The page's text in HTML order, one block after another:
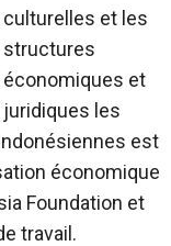
culturelles et les
structures
économiques et
juridiques les
est
économique
Foundation et
travail.